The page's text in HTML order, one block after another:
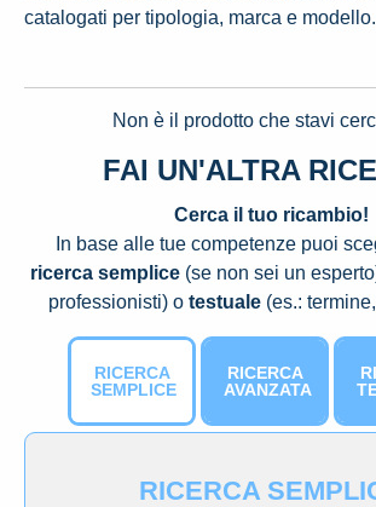
catalogati per tipologia, marca e modello.
Non è il prodotto che stavi
FAI UN'ALTRA
Cerca il tuo ricambio!
In base alle tue competenze puoi
ricerca semplice (se non sei un
professionisti) o testuale (es.:
RICERCA
SEMPLICE
RICERCA
AVANZATA
RICERCA